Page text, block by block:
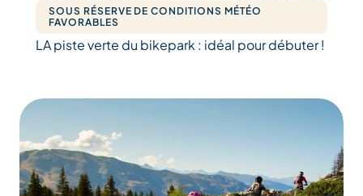
SOUS RÉSERVE DE CONDITIONS MÉTÉO
FAVORABLES
LA piste verte du bikepark : idéal pour débuter !